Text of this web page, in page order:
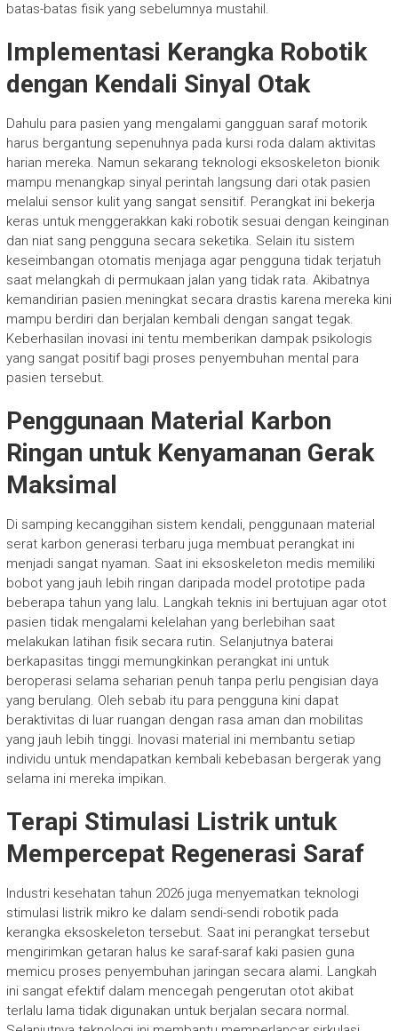
batas-batas fisik yang sebelumnya mustahil.
Implementasi Kerangka Robotik
dengan Kendali Sinyal Otak
Dahulu para pasien yang mengalami gangguan saraf motorik
harus bergantung sepenuhnya pada kursi roda dalam aktivitas
harian mereka. Namun sekarang teknologi eksoskeleton bionik
mampu menangkap sinyal perintah langsung dari otak pasien
melalui sensor kulit yang sangat sensitif. Perangkat ini bekerja
keras untuk menggerakkan kaki robotik sesuai dengan keinginan
dan niat sang pengguna secara seketika. Selain itu sistem
keseimbangan otomatis menjaga agar pengguna tidak terjatuh
saat melangkah di permukaan jalan yang tidak rata. Akibatnya
kemandirian pasien meningkat secara drastis karena mereka kini
mampu berdiri dan berjalan kembali dengan sangat tegak.
Keberhasilan inovasi ini tentu memberikan dampak psikologis
yang sangat positif bagi proses penyembuhan mental para
pasien tersebut.
Penggunaan Material Karbon
Ringan untuk Kenyamanan Gerak
Maksimal
Di samping kecanggihan sistem kendali, penggunaan material
serat karbon generasi terbaru juga membuat perangkat ini
menjadi sangat nyaman. Saat ini eksoskeleton medis memiliki
bobot yang jauh lebih ringan daripada model prototipe pada
beberapa tahun yang lalu. Langkah teknis ini bertujuan agar otot
pasien tidak mengalami kelelahan yang berlebihan saat
melakukan latihan fisik secara rutin. Selanjutnya baterai
berkapasitas tinggi memungkinkan perangkat ini untuk
beroperasi selama seharian penuh tanpa perlu pengisian daya
yang berulang. Oleh sebab itu para pengguna kini dapat
beraktivitas di luar ruangan dengan rasa aman dan mobilitas
yang jauh lebih tinggi. Inovasi material ini membantu setiap
individu untuk mendapatkan kembali kebebasan bergerak yang
selama ini mereka impikan.
Terapi Stimulasi Listrik untuk
Mempercepat Regenerasi Saraf
Industri kesehatan tahun 2026 juga menyematkan teknologi
stimulasi listrik mikro ke dalam sendi-sendi robotik pada
kerangka eksoskeleton tersebut. Saat ini perangkat tersebut
mengirimkan getaran halus ke saraf-saraf kaki pasien guna
memicu proses penyembuhan jaringan secara alami. Langkah
ini sangat efektif dalam mencegah pengerutan otot akibat
terlalu lama tidak digunakan untuk berjalan secara normal.